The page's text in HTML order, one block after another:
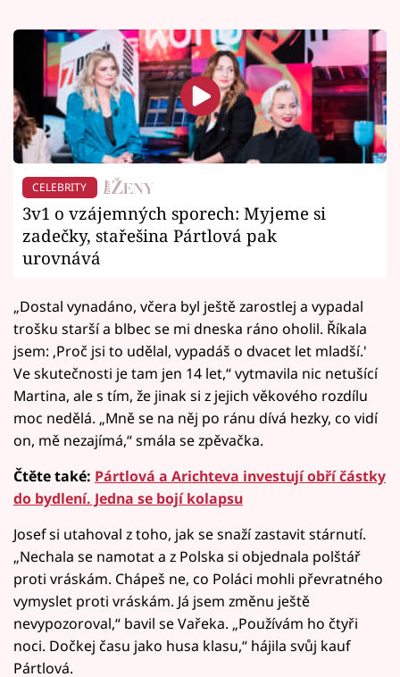
CELEBRITY
3v1 o vzájemných sporech: Myjeme si
zadečky, stařešina Pártlová pak
urovnává
„Dostal vynadáno, včera byl ještě zarostlej a vypadal
trošku starší a blbec se mi dneska ráno oholil. Říkala
jsem: ‚Proč jsi to udělal, vypadáš o dvacet let mladší.'
Ve skutečnosti je tam jen 14 let,“ vytmavila nic netušící
Martina, ale s tím, že jinak si z jejich věkového rozdílu
moc nedělá. „Mně se na něj po ránu dívá hezky, co vidí
on, mě nezajímá,“ smála se zpěvačka.
Čtěte také: Pártlová a Arichteva investují obří částky
do bydlení. Jedna se bojí kolapsu
Josef si utahoval z toho, jak se snaží zastavit stárnutí.
„Nechala se namotat a z Polska si objednala polštář
proti vráskám. Chápeš ne, co Poláci mohli převratného
vymyslet proti vráskám. Já jsem změnu ještě
nevypozoroval,“ bavil se Vařeka. „Používám ho čtyři
noci. Dočkej času jako husa klasu,“ hájila svůj kauf
Pártlová.